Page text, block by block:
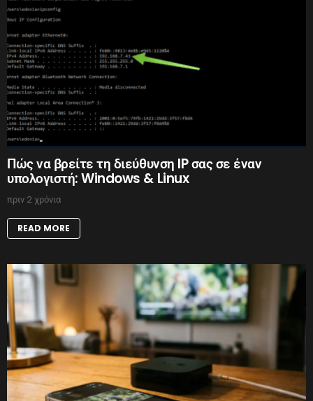
Πώς να βρείτε τη διεύθυνση IP σας σε έναν
υπολογιστή: Windows & Linux
πριν 2 χρόνια
READ MORE